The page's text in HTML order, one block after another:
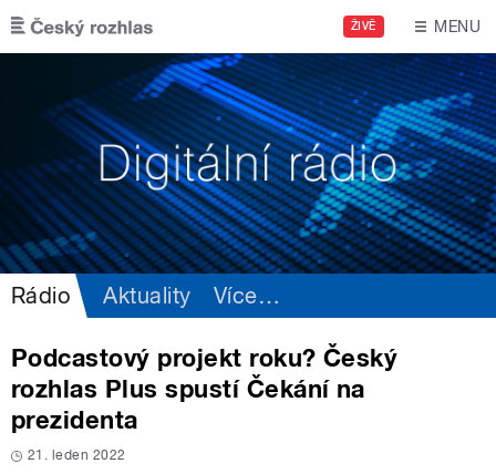
Přejít k hlavnímu obsahu
ŽIVĚ MENU
Rádio Aktuality Více…
Podcastový projekt roku? Český
rozhlas Plus spustí Čekání na
prezidenta
21. leden 2022